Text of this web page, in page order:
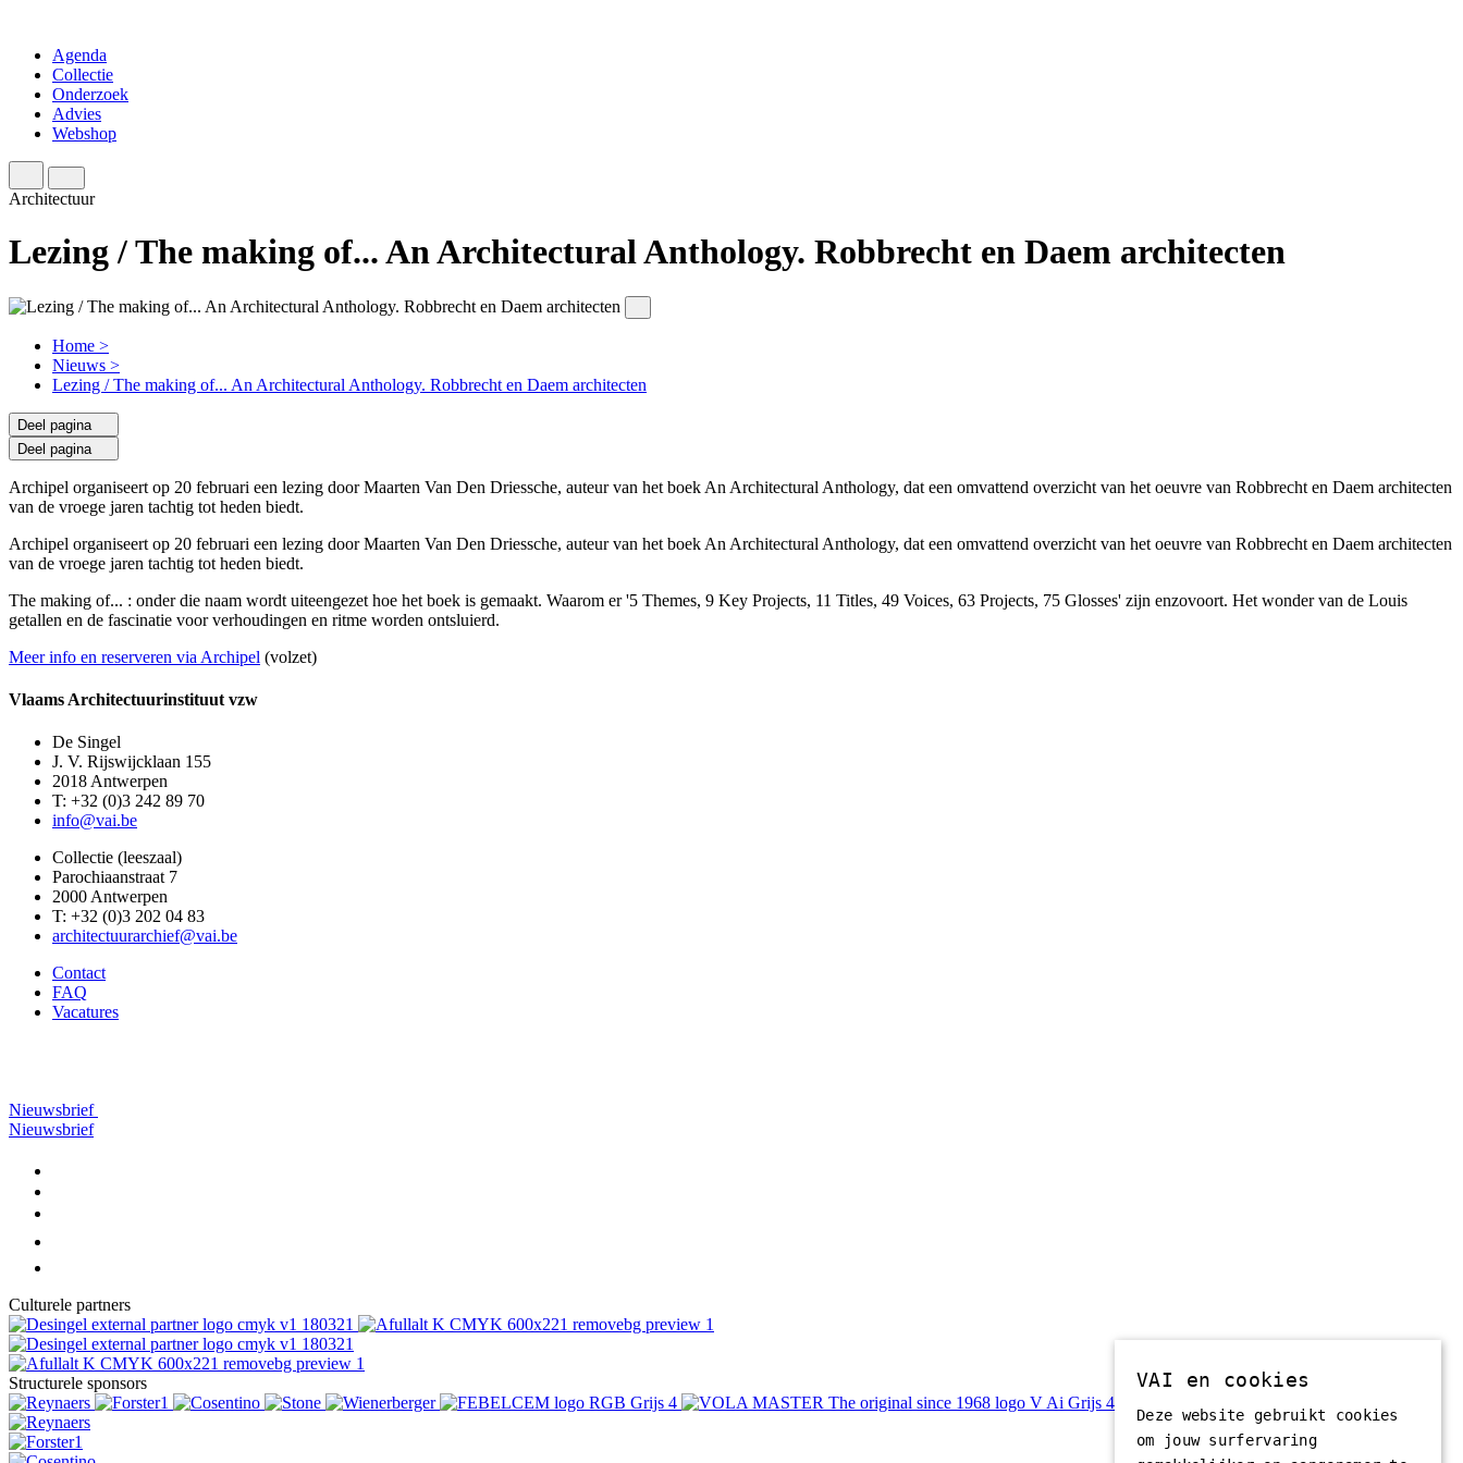
Agenda
Collectie
Onderzoek
Advies
Webshop
Architectuur
Lezing / The making of... An Architectural Anthology. Robbrecht en Daem architecten
Home >
Nieuws >
Lezing / The making of... An Architectural Anthology. Robbrecht en Daem architecten
Deel pagina
Deel pagina
Archipel organiseert op 20 februari een lezing door Maarten Van Den Driessche, auteur van het boek An Architectural Anthology, dat een omvattend overzicht van het oeuvre van Robbrecht en Daem architecten
van de vroege jaren tachtig tot heden biedt.
Archipel organiseert op 20 februari een lezing door Maarten Van Den Driessche, auteur van het boek An Architectural Anthology, dat een omvattend overzicht van het oeuvre van Robbrecht en Daem architecten
van de vroege jaren tachtig tot heden biedt.
The making of... : onder die naam wordt uiteengezet hoe het boek is gemaakt. Waarom er '5 Themes, 9 Key Projects, 11 Titles, 49 Voices, 63 Projects, 75 Glosses' zijn enzovoort. Het wonder van de Louis
getallen en de fascinatie voor verhoudingen en ritme worden ontsluierd.
Meer info en reserveren via Archipel (volzet)
Vlaams Architectuurinstituut vzw
De Singel
J. V. Rijswijcklaan 155
2018 Antwerpen
T: +32 (0)3 242 89 70
info@vai.be
Collectie (leeszaal)
Parochiaanstraat 7
2000 Antwerpen
T: +32 (0)3 202 04 83
architectuurarchief@vai.be
Contact
FAQ
Vacatures
Nieuwsbrief
Nieuwsbrief
Culturele partners
Structurele sponsors VAI en cookies
Deze website gebruikt cookies
om jouw surfervaring